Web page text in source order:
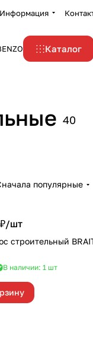
Информация
Каталог
40
популярные
шт
строительный
В наличии: 1 шт